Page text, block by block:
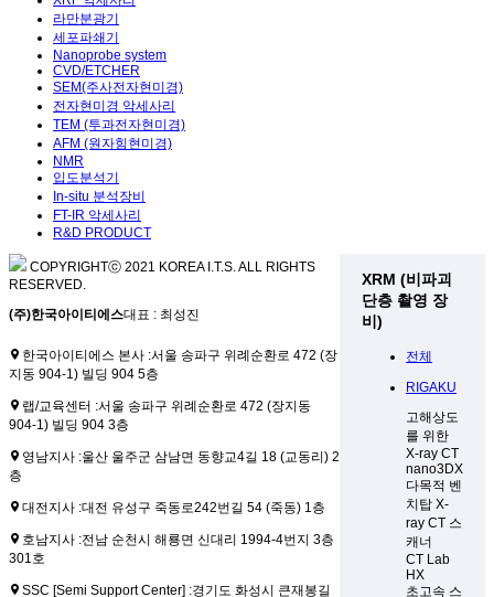
라만분광기
세포파쇄기
Nanoprobe system
CVD/ETCHER
SEM(주사전자현미경)
전자현미경 악세사리
TEM (투과전자현미경)
AFM (원자힘현미경)
NMR
입도분석기
In-situ 분석장비
FT-IR 악세사리
R&D PRODUCT
XRM (비파괴
단층 촬영 장
비)
전체
RIGAKU
고해상도
를 위한
X-ray CT
nano3DX
다목적 벤
치탑 X-
ray CT 스
캐너
CT Lab
HX
초고속 스
COPYRIGHTⓒ 2021 KOREA I.T.S. ALL RIGHTS
RESERVED.
(주)한국아이티에스대표 : 최성진
한국아이티에스 본사 :서울 송파구 위례순환로 472 (장
지동 904-1) 빌딩 904 5층
랩/교육센터 :서울 송파구 위례순환로 472 (장지동
904-1) 빌딩 904 3층
영남지사 :울산 울주군 삼남면 동향교4길 18 (교동리) 2
층
대전지사 :대전 유성구 죽동로242번길 54 (죽동) 1층
호남지사 :전남 순천시 해룡면 신대리 1994-4번지 3층
301호
SSC [Semi Support Center] :경기도 화성시 큰재봉길